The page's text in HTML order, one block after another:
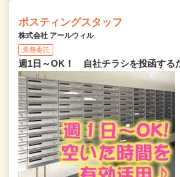
ポスティングスタッフ
株式会社 アールウィル
業務委託
週1日～OK！ 自社チラシを投函する